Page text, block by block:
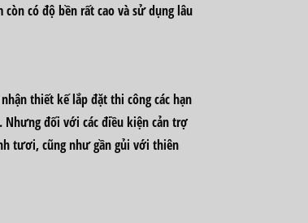
có độ bền rất cao và sử dụng lâu
thiết kế lắp đặt thi công các hạn
Nhưng đối với các điều kiện cản trợ
tươi, cũng như gần gủi với thiên